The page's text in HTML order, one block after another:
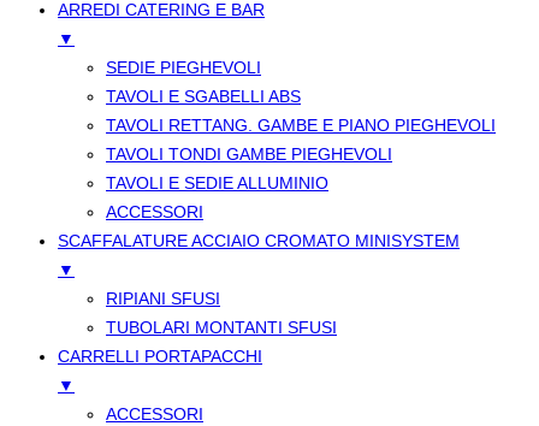
ARREDI CATERING E BAR
▼
SEDIE PIEGHEVOLI
TAVOLI E SGABELLI ABS
TAVOLI RETTANG. GAMBE E PIANO PIEGHEVOLI
TAVOLI TONDI GAMBE PIEGHEVOLI
TAVOLI E SEDIE ALLUMINIO
ACCESSORI
SCAFFALATURE ACCIAIO CROMATO MINISYSTEM
▼
RIPIANI SFUSI
TUBOLARI MONTANTI SFUSI
CARRELLI PORTAPACCHI
▼
ACCESSORI